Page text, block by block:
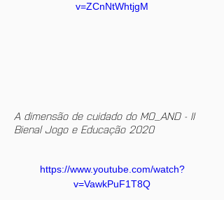
v=ZCnNtWhtjgM
A dimensão de cuidado do MO_AND - II
Bienal Jogo e Educação 2020
https://www.youtube.com/watch?
v=VawkPuF1T8Q